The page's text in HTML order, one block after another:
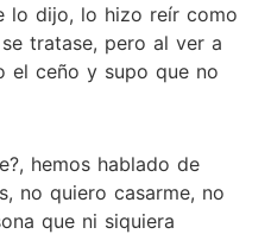
lo dijo, lo hizo reír como
tratase, pero al ver a
el ceño y supo que no
hemos hablado de
no quiero casarme, no
que ni siquiera